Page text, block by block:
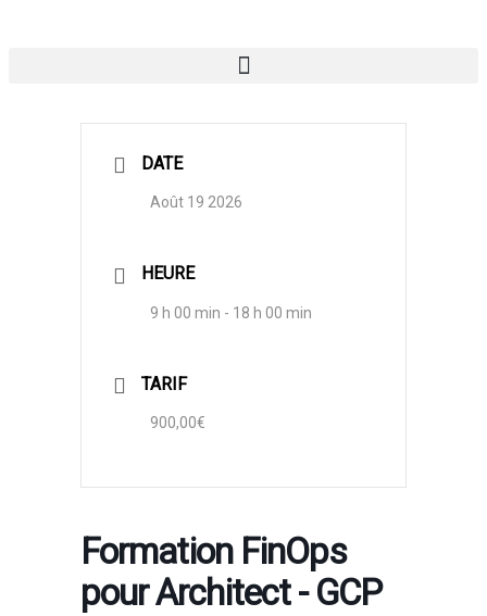
DATE
Août 19 2026
HEURE
9 h 00 min - 18 h 00 min
TARIF
900,00€
Formation FinOps
pour Architect - GCP